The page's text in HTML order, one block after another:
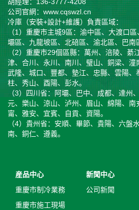
公司官網：www.cqswzl.cn
冷庫（安裝+設計+維護）負責區域：
（1）重慶市主城9區：渝中區、大渡口
壩區、九龍坡區、北碚區、渝北區、巴南
（2）重慶市29個區縣：萬州、涪陵、綦
津、合川、永川、南川、璧山、銅梁、潼
武隆、城口、豐都、墊江、忠縣、雲陽、
柱、秀山、酉陽、彭水。
（3）四川省：阿壩、巴中、成都、達州
元、樂山、涼山、泸州、眉山、綿陽、南
甯、雅安、宜賓、自貢、資陽。
（4）貴州省：安順、畢節、貴陽、六盤
南、銅仁、遵義。
産品中心
重慶市制冷業務
重慶市施工現場
新聞中心
公司新聞